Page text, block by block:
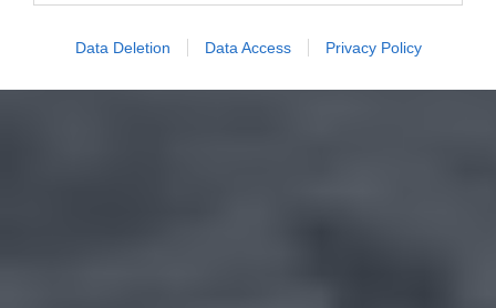
Data Deletion Data Access Privacy Policy